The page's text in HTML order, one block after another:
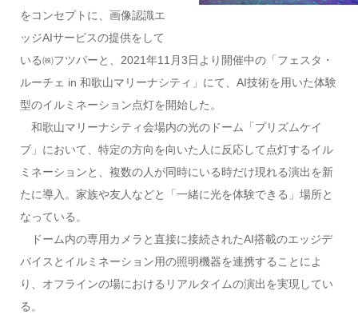
をコンセプトに、画像認識エ
ッジAIサービスの提供をして
いる㈱フツパーと、2021年11月3日より開催中の「フェスタ・
ルーチェ in 和歌山マリーナシティ」にて、AI技術を用いた体験
型のイルミネーション点灯を開始した。
和歌山マリーナシティ会場内の光のドーム「プリズムケイ
ブ」において、特定の方向を向いた人に反応して点灯するイル
ミネーションと、複数の人が同時にいる時だけ現れる演出を新
たに導入。家族や友人などと「一緒に光を体験できる」場所と
なっている。
ドーム内の専用カメラと直接に接続されたAI搭載のエッジデ
バイスとイルミネーション用の照明機器を連携することによ
り、オフラインの場におけるリアルタイムの演出を実現してい
る。